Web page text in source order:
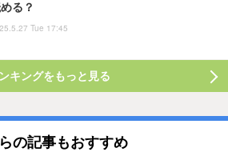
る？
Tue 17:45
キングをもっと見る
の記事もおすすめ